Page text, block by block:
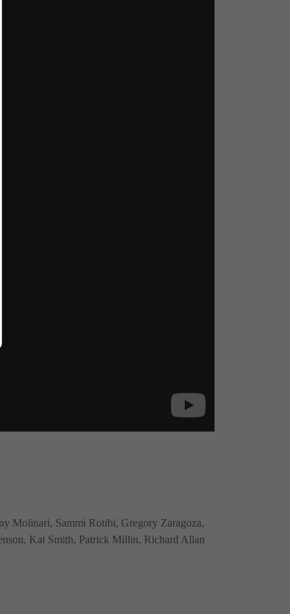
Molinari, Sammi Rotibi, Gregory Zaragoza,
Kat Smith, Patrick Millin, Richard Allan